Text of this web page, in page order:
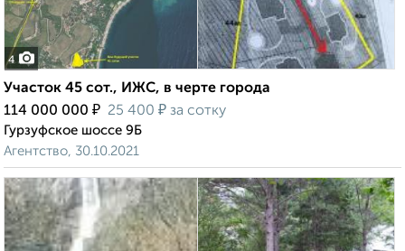
4
Участок 45 сот., ИЖС, в черте города
114 000 000 ₽ 25 400 ₽ за сотку
Гурзуфское шоссе 9Б
Агентство, 30.10.2021